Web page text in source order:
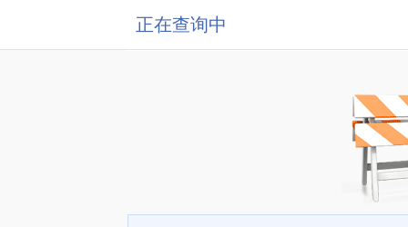
正在查询中